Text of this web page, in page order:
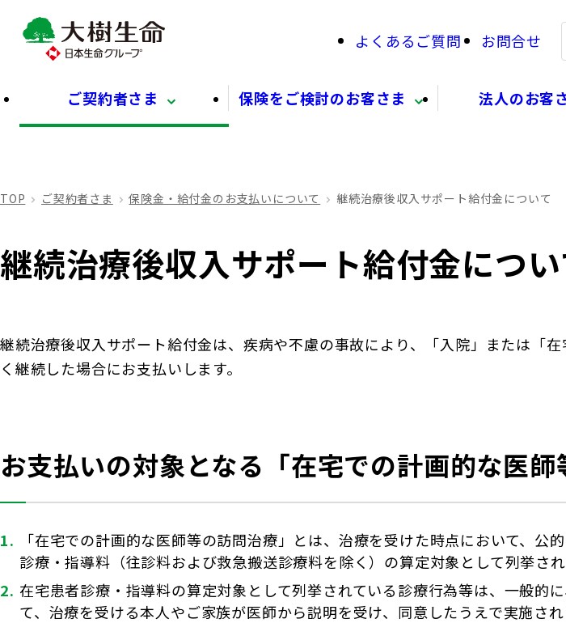
よくあるご質問 お問合せ
ご契約者さま 保険をご検討のお客さま 法人のお客
TOP ご契約者さま 保険金・給付金のお支払いについて 継続治療後収入サポート給付金について
継続治療後収入サポート給付金につ
継続治療後収入サポート給付金は、疾病や不慮の事故により、「入院」または「
く継続した場合にお支払いします。
お支払いの対象となる「在宅での計画的な医
「在宅での計画的な医師等の訪問治療」とは、治療を受けた時点において、
診療・指導料（往診料および救急搬送診療料を除く）の算定対象として列挙さ
在宅患者診療・指導料の算定対象として列挙されている診療行為等は、一般的
て、治療を受ける本人やご家族が医師から説明を受け、同意したうえで実施され